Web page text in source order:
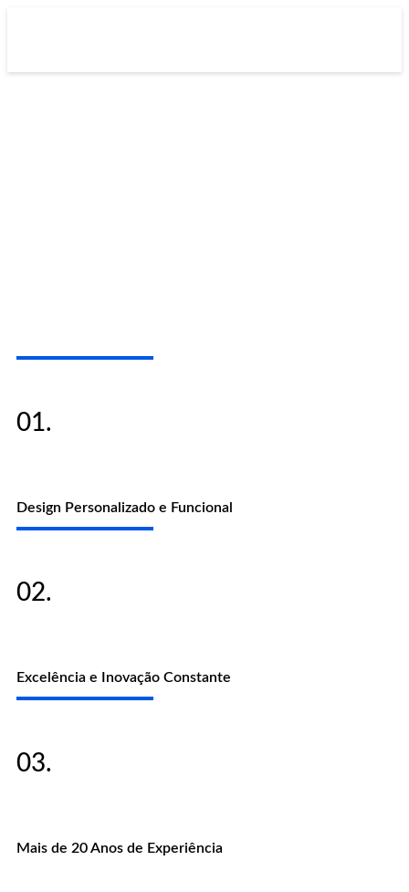
01.
Design Personalizado e Funcional
02.
Excelência e Inovação Constante
03.
Mais de 20 Anos de Experiência